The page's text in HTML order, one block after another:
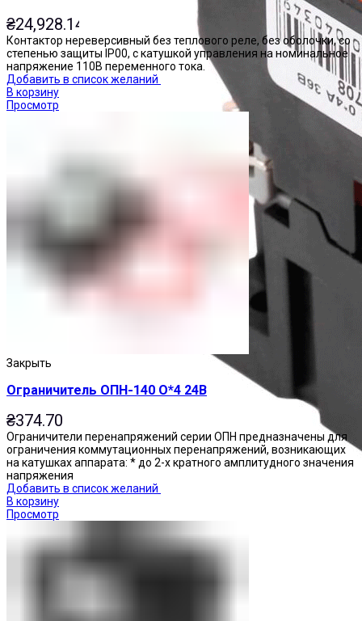
₴24,928.14
Контактор нереверсивный без теплового реле, без оболочки, со
степенью защиты IP00, с катушкой управления на номинальное
напряжение 110В переменного тока.
Добавить в список желаний
В корзину
Просмотр
Закрыть
Ограничитель ОПН-140 О*4 24В
₴374.70
Ограничители перенапряжений серии ОПН предназначены для
ограничения коммутационных перенапряжений, возникающих
на катушках аппарата: * до 2-х кратного амплитудного значения
напряжения
Добавить в список желаний
В корзину
Просмотр